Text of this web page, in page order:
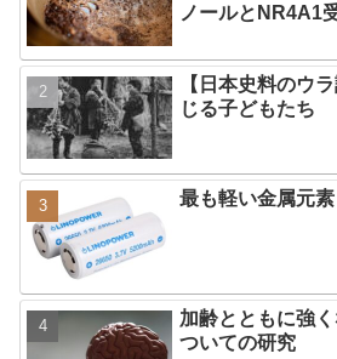
ノールとNR4A1
【日本史料のウ
じる子どもたち
最も軽い金属元
加齢とともに強
ついての研究